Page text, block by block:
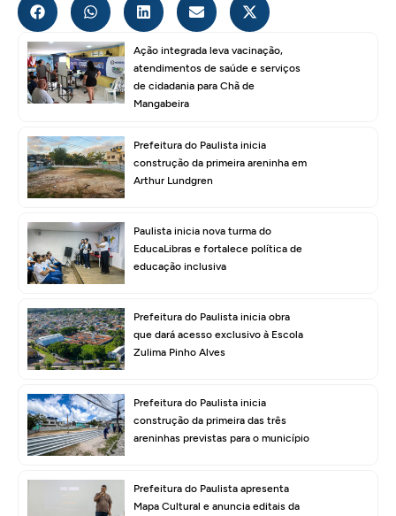
Ação integrada leva vacinação,
atendimentos de saúde e serviços
de cidadania para Chã de
Mangabeira
Prefeitura do Paulista inicia
construção da primeira areninha em
Arthur Lundgren
Paulista inicia nova turma do
EducaLibras e fortalece política de
educação inclusiva
Prefeitura do Paulista inicia obra
que dará acesso exclusivo à Escola
Zulima Pinho Alves
Prefeitura do Paulista inicia
construção da primeira das três
areninhas previstas para o município
Prefeitura do Paulista apresenta
Mapa Cultural e anuncia editais da